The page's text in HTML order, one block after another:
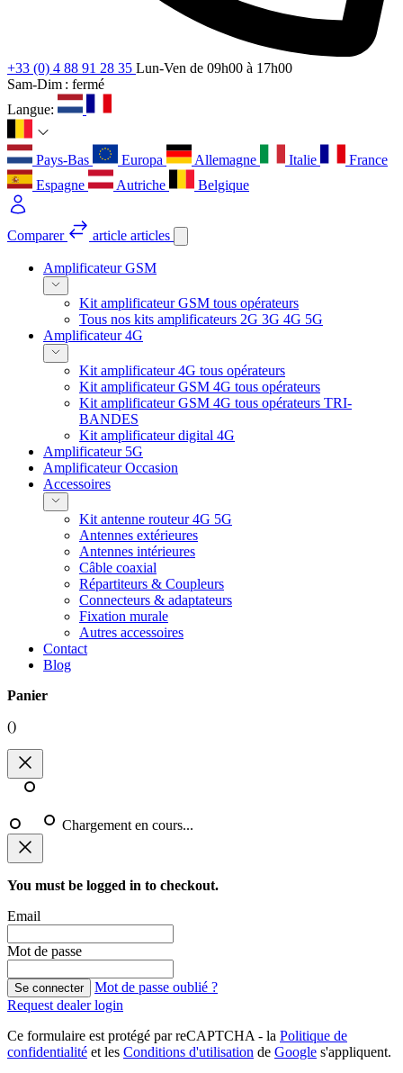
+33 (0) 4 88 91 28 35 Lun-Ven de 09h00 à 17h00
Sam-Dim : fermé
Langue:
Pays-Bas Europa Allemagne Italie
France
Espagne
Autriche Belgique
Comparer article articles
Amplificateur GSM
Kit amplificateur GSM tous opérateurs
Tous nos kits amplificateurs 2G 3G 4G 5G
Amplificateur 4G
Kit amplificateur 4G tous opérateurs
Kit amplificateur GSM 4G tous opérateurs
Kit amplificateur GSM 4G tous opérateurs TRI-
BANDES
Kit amplificateur digital 4G
Amplificateur 5G
Amplificateur Occasion
Accessoires
Kit antenne routeur 4G 5G
Antennes extérieures
Antennes intérieures
Câble coaxial
Répartiteurs & Coupleurs
Connecteurs & adaptateurs
Fixation murale
Autres accessoires
Contact
Blog
Panier
()
Chargement en cours...
You must be logged in to checkout.
Email
Mot de passe
Se connecter
Mot de passe oublié ?
Request dealer login
Ce formulaire est protégé par reCAPTCHA - la Politique de
confidentialité et les Conditions d'utilisation de Google s'appliquent.